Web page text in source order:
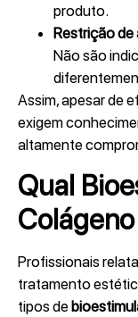
produto.
Restrição de
Não são
Assim, apesar de
exigem
altamente
Qual
Profissionais
tratamento
tipos de